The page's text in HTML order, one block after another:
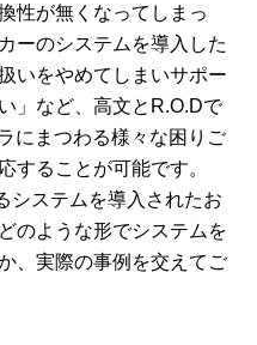
性が無くなってしまっ
ーのシステムを導入した
いをやめてしまいサポー
」など、高文とR.O.Dで
にまつわる様々な困りご
することが可能です。
システムを導入されたお
のような形でシステムを
、実際の事例を交えてご